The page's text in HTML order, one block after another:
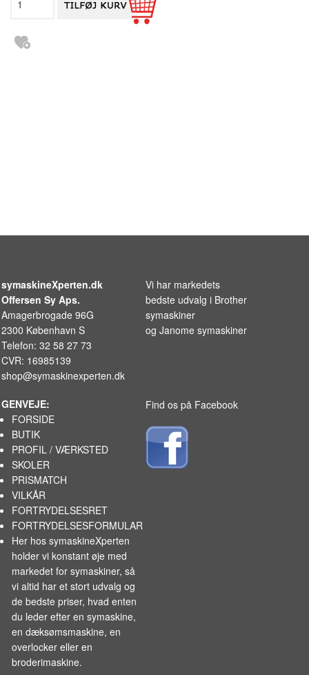
symaskineXperten.dk
Offersen Sy Aps.
Amagerbrogade 96G
2300 København S
Telefon: 32 58 27 73
CVR: 16985139
shop@symaskinexperten.dk
Vi har markedets
bedste udvalg i Brother
symaskiner
og Janome symaskiner
GENVEJE:
FORSIDE
BUTIK
PROFIL / VÆRKSTED
SKOLER
PRISMATCH
VILKÅR
FORTRYDELSESRET
FORTRYDELSESFORMULAR
Her hos symaskineXperten
holder vi konstant øje med
markedet forsymaskiner, så
vi altid har et stort udvalg og
de bedste priser, hvad enten
du leder efter en symaskine,
en dæksømsmaskine, en
overlocker eller en
broderimaskine.
Find os på Facebook